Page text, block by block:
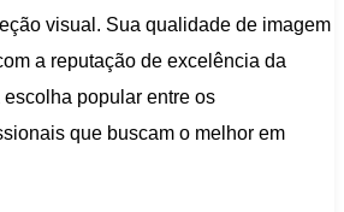
visual. Sua qualidade de imagem
a reputação de excelência da
popular entre os
que buscam o melhor em